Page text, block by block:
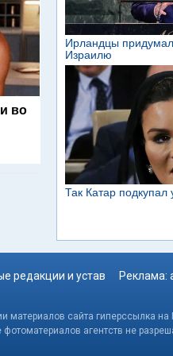
во
редакции и устав Реклама:
сайта гиперссылка на
агентств не